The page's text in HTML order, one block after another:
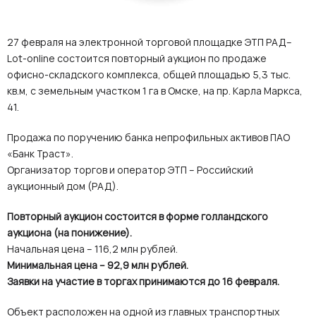
27 февраля на электронной торговой площадке ЭТП РАД–
Lot-online состоится повторный аукцион по продаже
офисно-складского комплекса, общей площадью 5,3 тыс.
кв.м, с земельным участком 1 га в Омске, на пр. Карла Маркса,
41.
Продажа по поручению банка непрофильных активов ПАО
«Банк Траст».
Организатор торгов и оператор ЭТП – Российский
аукционный дом (РАД).
Повторный аукцион состоится в форме голландского
аукциона (на понижение).
Начальная цена – 116,2 млн рублей.
Минимальная цена – 92,9 млн рублей.
Заявки на участие в торгах принимаются до 16 февраля.
Объект расположен на одной из главных транспортных